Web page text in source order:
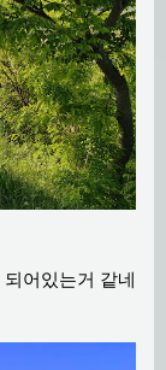
어있는거 같네